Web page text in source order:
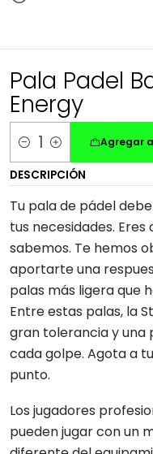
Pala Padel
Energy
Cantidad
Agregar
DESCRIPCIÓN
Tu pala de pádel
tus necesidades.
sabemos. Te hemos
aportarte una
palas más ligera que
Entre estas palas, la
gran tolerancia y una
cada golpe. Agota a
punto.
Los jugadores
pueden jugar con un